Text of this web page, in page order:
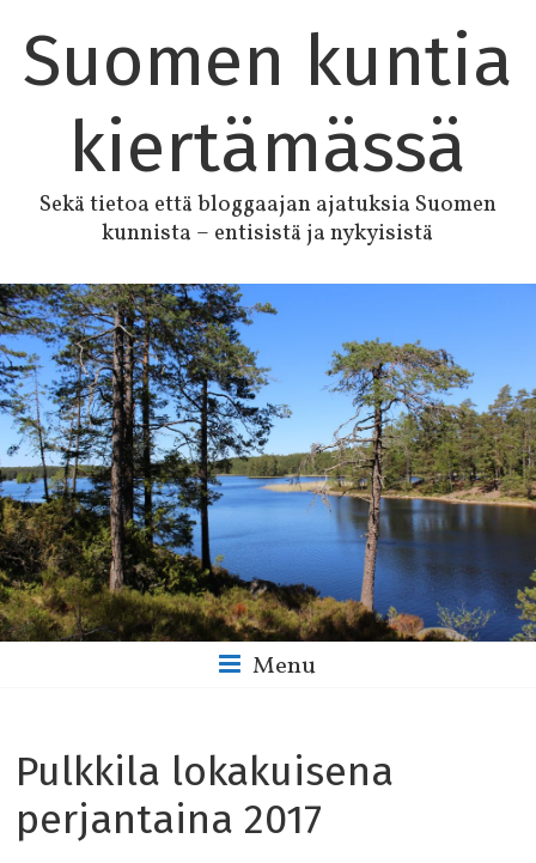
Suomen kuntia
kiertämässä
Sekä tietoa että bloggaajan ajatuksia Suomen
kunnista – entisistä ja nykyisistä
Menu
Pulkkila lokakuisena
perjantaina 2017